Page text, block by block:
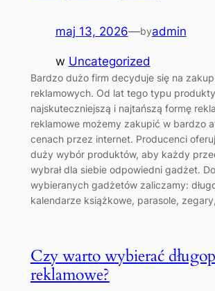
maj 13, 2026—byadmin
w Uncategorized
Bardzo dużo firm decyduje się na
reklamowych. Od lat tego typu
najskuteczniejszą i najtańszą formę
reklamowe możemy zakupić w bardzo
cenach przez internet. Producenci
duży wybór produktów, aby każdy
wybrał dla siebie odpowiedni gadżet.
wybieranych gadżetów zaliczamy:
kalendarze książkowe, parasole,
Czy warto wybierać
reklamowe?